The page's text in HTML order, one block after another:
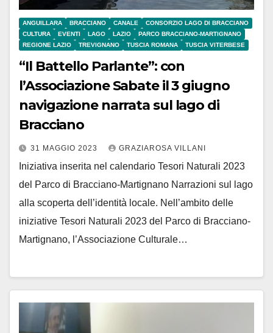
ANGUILLARA BRACCIANO CANALE
CONSORZIO LAGO DI BRACCIANO
CULTURA
EVENTI LAGO LAZIO
PARCO BRACCIANO-MARTIGNANO
REGIONE LAZIO
TREVIGNANO TUSCIA ROMANA TUSCIA VITERBESE
“Il Battello Parlante”: con
l’Associazione Sabate il 3 giugno
navigazione narrata sul lago di
Bracciano
31 MAGGIO 2023 GRAZIAROSA VILLANI
Iniziativa inserita nel calendario Tesori Naturali 2023
del Parco di Bracciano-Martignano Narrazioni sul lago
alla scoperta dell’identità locale. Nell’ambito delle
iniziative Tesori Naturali 2023 del Parco di Bracciano-
Martignano, l’Associazione Culturale…